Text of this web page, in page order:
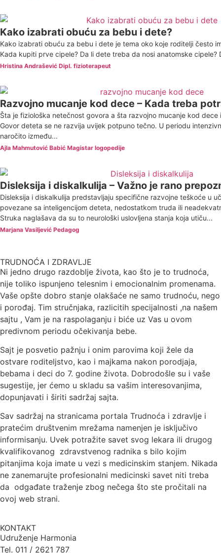
Kako izabrati obuću za bebu i dete?
Kako izabrati obuću za bebu i dete je tema oko koje roditelji često
Kada kupiti prve cipele? Da li dete treba da nosi anatomske cipele?
Hristina Andrašević Dipl. fizioterapeut
Razvojno mucanje kod dece – Kada treba
Šta je fiziološka netečnost govora a šta razvojno mucanje kod dece
Govor deteta se ne razvija uvijek potpuno tečno. U periodu
naročito između...
Ajla Mahmutović Babić Magistar logopedije
Disleksija i diskalkulija – Važno je rano
Disleksija i diskalkulija predstavljaju specifične razvojne teškoće u
povezane sa inteligencijom deteta, nedostatkom truda ili
Struka naglašava da su to neurološki uslovljena stanja koja utiču...
Marjana Vasiljević Pedagog
TRUDNOĆA I ZDRAVLJE
Ni jedno drugo razdoblje života, kao što je to trudnoća,
nije toliko ispunjeno telesnim i emocionalnim promenama.
Vaše opšte dobro stanje olakšaće ne samo trudnoću, nego
i porođaj. Tim stručnjaka, razlicitih specijalnosti ,na našem
sajtu , Vam je na raspolaganju i biće uz Vas u ovom
predivnom periodu očekivanja bebe.
Sajt je posvetio pažnju i onim parovima koji žele da
ostvare roditeljstvo, kao i majkama nakon porodjaja,
bebama i deci do 7. godine života. Dobrodošle su i vaše
sugestije, jer ćemo u skladu sa vašim interesovanjima,
dopunjavati i širiti sadržaj sajta.
Sav sadržaj na stranicama portala Trudnoća i zdravlje i
pratećim društvenim mrežama namenjen je isključivo
informisanju. Uvek potražite savet svog lekara ili drugog
kvalifikovanog zdravstvenog radnika s bilo kojim
pitanjima koja imate u vezi s medicinskim stanjem. Nikada
ne zanemarujte profesionalni medicinski savet niti treba
da odgađate traženje zbog nečega što ste pročitali na
ovoj web strani.
KONTAKT
Udruženje Harmonia
Tel. 011 / 2621 787